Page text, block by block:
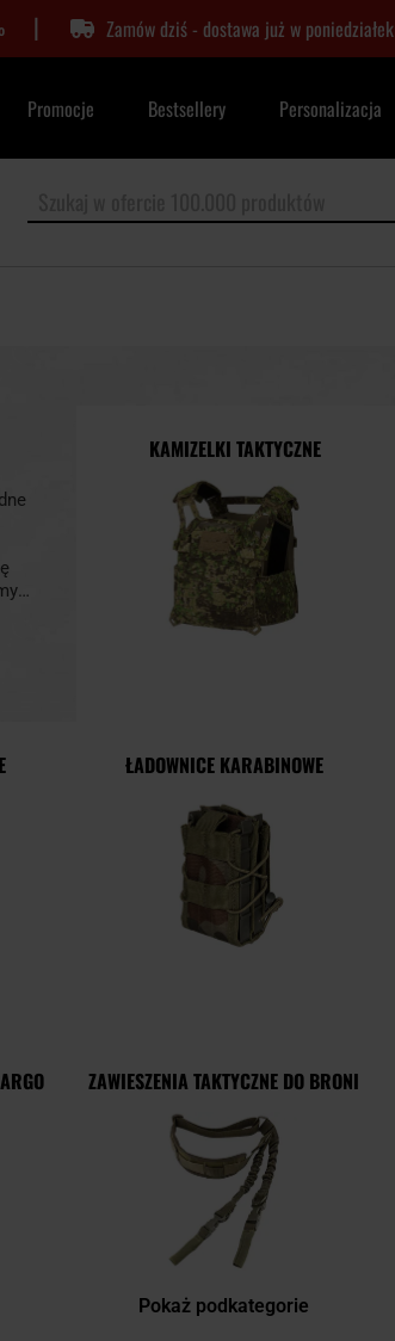
| Zamów dziś - dostawa już w poniedziałek
Promocje Bestsellery Personalizacja
KAMIZELKI TAKTYCZNE
ŁADOWNICE KARABINOWE
ZAWIESZENIA TAKTYCZNE DO BRONI
Pokaż podkategorie